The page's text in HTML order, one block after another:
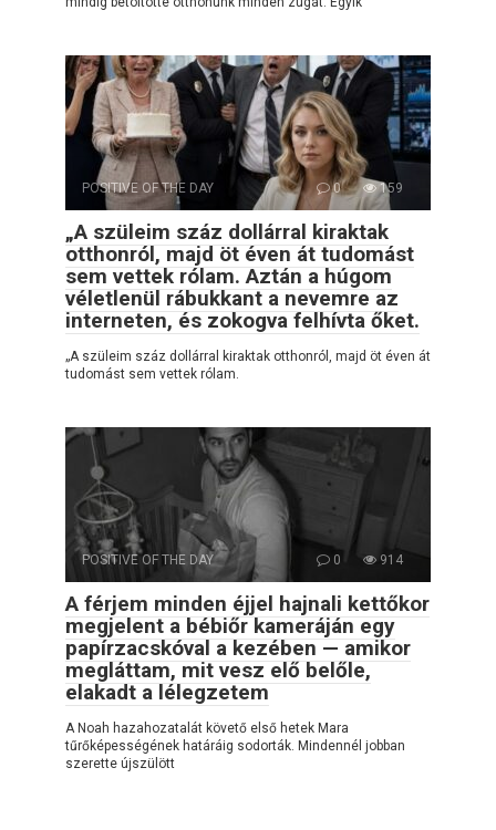
POSITIVE OF THE DAY 0 159
„A szüleim száz dollárral kiraktak
otthonról, majd öt éven át tudomást
sem vettek rólam. Aztán a húgom
véletlenül rábukkant a nevemre az
interneten, és zokogva felhívta őket.
„A szüleim száz dollárral kiraktak otthonról, majd öt éven át
tudomást sem vettek rólam.
POSITIVE OF THE DAY 0 914
A férjem minden éjjel hajnali kettőkor
megjelent a bébiőr kameráján egy
papírzacskóval a kezében — amikor
megláttam, mit vesz elő belőle,
elakadt a lélegzetem
A Noah hazahozatalát követő első hetek Mara
tűrőképességének határáig sodorták. Mindennél jobban
szerette újszülött